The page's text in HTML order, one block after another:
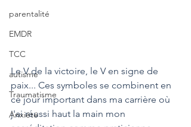
parentalité
EMDR
TCC
autisme
Traumatisme
Anxiété
Le V de la victoire, le V en signe de
paix... Ces symboles se combinent en
ce jour important dans ma carrière où
j'ai réussi haut la main mon